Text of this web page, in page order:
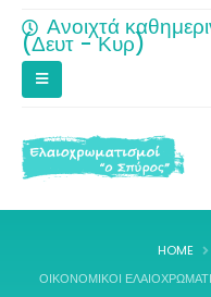
Ανοιχτά
(Δευτ - Κυρ)
HOME
ΟΙΚΟΝΟΜΙΚΟΊ